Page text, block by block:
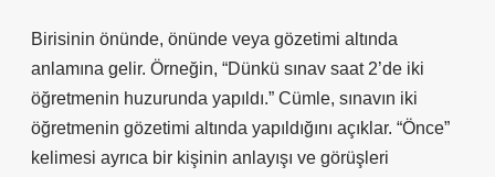
Birisinin önünde, önünde veya gözetimi altında
anlamına gelir. Örneğin, “Dünkü sınav saat 2’de iki
öğretmenin huzurunda yapıldı.” Cümle, sınavın iki
öğretmenin gözetimi altında yapıldığını açıklar. “Önce”
kelimesi ayrıca bir kişinin anlayışı ve görüşleri